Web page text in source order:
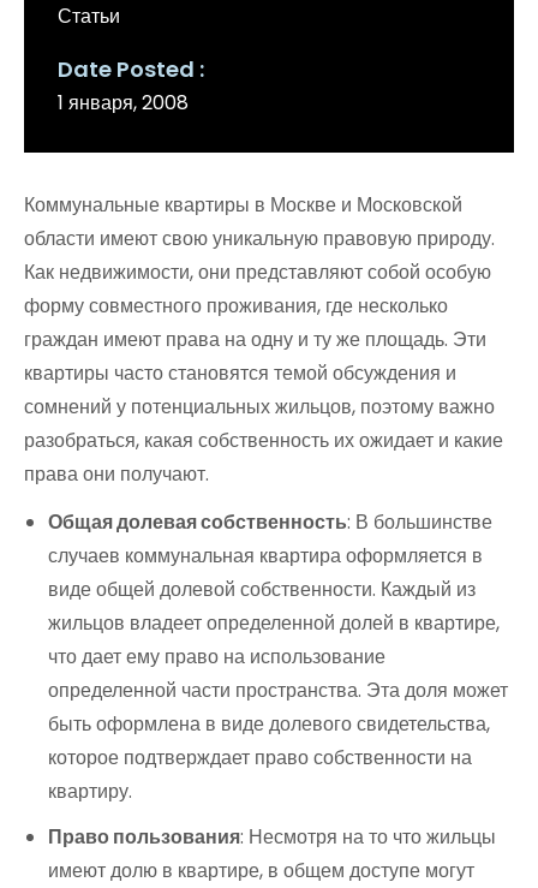
Статьи
Date Posted
1 января, 2008
Коммунальные квартиры в Москве и Московской
области имеют свою уникальную правовую природу.
Как недвижимости, они представляют собой особую
форму совместного проживания, где несколько
граждан имеют права на одну и ту же площадь. Эти
квартиры часто становятся темой обсуждения и
сомнений у потенциальных жильцов, поэтому важно
разобраться, какая собственность их ожидает и какие
права они получают.
Общая долевая собственность: В большинстве
случаев коммунальная квартира оформляется в
виде общей долевой собственности. Каждый из
жильцов владеет определенной долей в квартире,
что дает ему право на использование
определенной части пространства. Эта доля может
быть оформлена в виде долевого свидетельства,
которое подтверждает право собственности на
квартиру.
Право пользования: Несмотря на то что жильцы
имеют долю в квартире, в общем доступе могут